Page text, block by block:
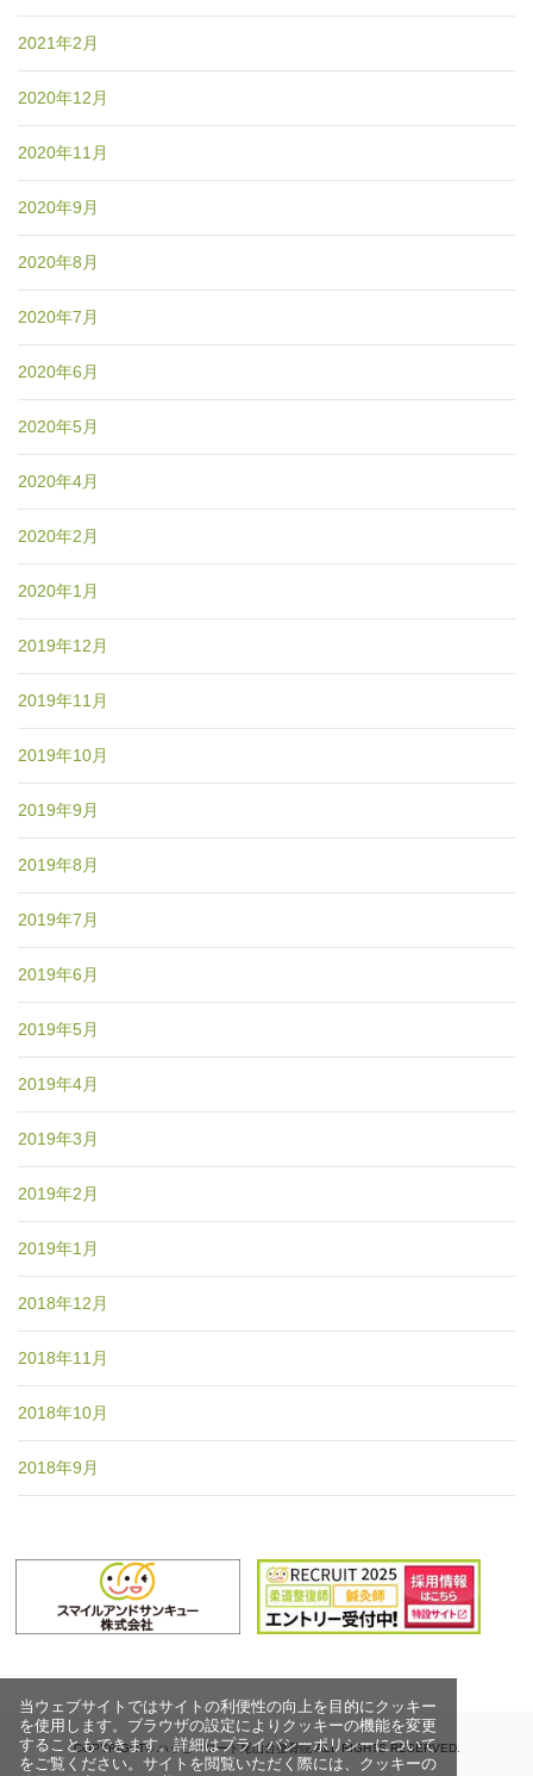
当ウェブサイトではサイトの利便性の向上を目的にクッキー
を使用します。ブラウザの設定によりクッキーの機能を変更
することもできます。詳細はプライバシーポリシーについて
をご覧ください。サイトを閲覧いただく際には、クッキーの
2021年2月
2020年12月
2020年11月
2020年9月
2020年8月
2020年7月
2020年6月
2020年5月
2020年4月
2020年2月
2020年1月
2019年12月
2019年11月
2019年10月
2019年9月
2019年8月
2019年7月
2019年6月
2019年5月
2019年4月
2019年3月
2019年2月
2019年1月
2018年12月
2018年11月
2018年10月
2018年9月
COPYRIGHT© ハッピーロード尾山台整骨院 ALL RIGHTS RESERVED.